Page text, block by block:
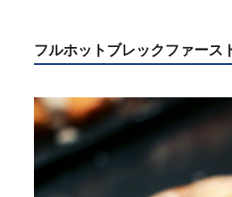
フルホットブレックファース